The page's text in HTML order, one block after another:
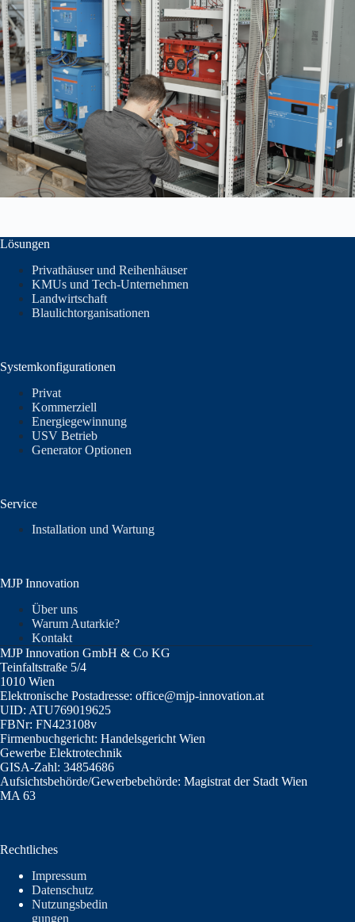
Lösungen
Privathäuser und Reihenhäuser
KMUs und Tech-Unternehmen
Landwirtschaft
Blaulichtorganisationen
Systemkonfigurationen
Privat
Kommerziell
Energiegewinnung
USV Betrieb
Generator Optionen
Service
Installation und Wartung
MJP Innovation
Über uns
Warum Autarkie?
Kontakt
MJP Innovation GmbH & Co KG
Teinfaltstraße 5/4
1010 Wien
Elektronische Postadresse: office@mjp-innovation.at
UID: ATU769019625
FBNr: FN423108v
Firmenbuchgericht: Handelsgericht Wien
Gewerbe Elektrotechnik
GISA-Zahl: 34854686
Aufsichtsbehörde/Gewerbebehörde: Magistrat der Stadt Wien
MA 63
Rechtliches
Impressum
Datenschutz
Nutzungsbedin
gungen